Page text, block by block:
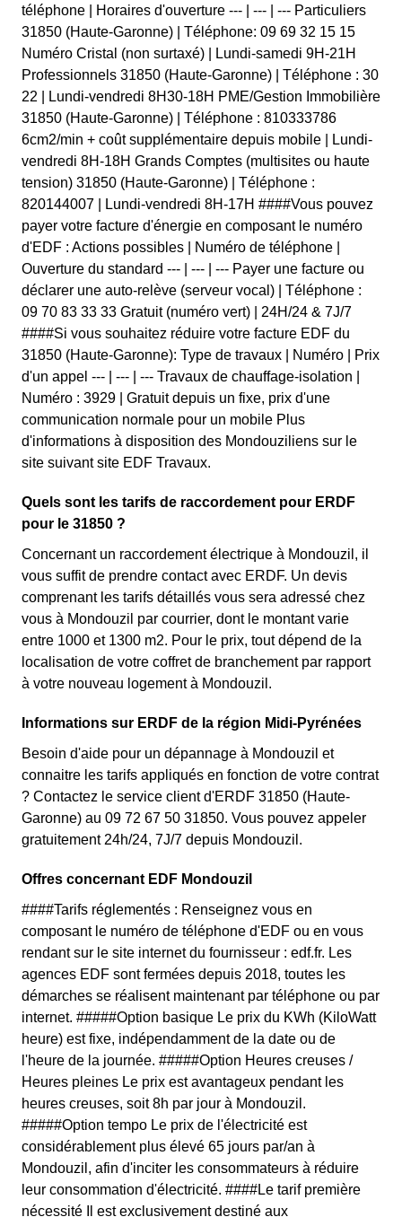
téléphone | Horaires d'ouverture --- | --- | --- Particuliers
31850 (Haute-Garonne) | Téléphone: 09 69 32 15 15
Numéro Cristal (non surtaxé) | Lundi-samedi 9H-21H
Professionnels 31850 (Haute-Garonne) | Téléphone : 30
22 | Lundi-vendredi 8H30-18H PME/Gestion Immobilière
31850 (Haute-Garonne) | Téléphone : 810333786
6cm2/min + coût supplémentaire depuis mobile | Lundi-
vendredi 8H-18H Grands Comptes (multisites ou haute
tension) 31850 (Haute-Garonne) | Téléphone :
820144007 | Lundi-vendredi 8H-17H ####Vous pouvez
payer votre facture d'énergie en composant le numéro
d'EDF : Actions possibles | Numéro de téléphone |
Ouverture du standard --- | --- | --- Payer une facture ou
déclarer une auto-relève (serveur vocal) | Téléphone :
09 70 83 33 33 Gratuit (numéro vert) | 24H/24 & 7J/7
####Si vous souhaitez réduire votre facture EDF du
31850 (Haute-Garonne): Type de travaux | Numéro | Prix
d'un appel --- | --- | --- Travaux de chauffage-isolation |
Numéro : 3929 | Gratuit depuis un fixe, prix d'une
communication normale pour un mobile Plus
d'informations à disposition des Mondouziliens sur le
site suivant site EDF Travaux.
Quels sont les tarifs de raccordement pour ERDF
pour le 31850 ?
Concernant un raccordement électrique à Mondouzil, il
vous suffit de prendre contact avec ERDF. Un devis
comprenant les tarifs détaillés vous sera adressé chez
vous à Mondouzil par courrier, dont le montant varie
entre 1000 et 1300 m2. Pour le prix, tout dépend de la
localisation de votre coffret de branchement par rapport
à votre nouveau logement à Mondouzil.
Informations sur ERDF de la région Midi-Pyrénées
Besoin d'aide pour un dépannage à Mondouzil et
connaitre les tarifs appliqués en fonction de votre contrat
? Contactez le service client d'ERDF 31850 (Haute-
Garonne) au 09 72 67 50 31850. Vous pouvez appeler
gratuitement 24h/24, 7J/7 depuis Mondouzil.
Offres concernant EDF Mondouzil
####Tarifs réglementés : Renseignez vous en
composant le numéro de téléphone d'EDF ou en vous
rendant sur le site internet du fournisseur : edf.fr. Les
agences EDF sont fermées depuis 2018, toutes les
démarches se réalisent maintenant par téléphone ou par
internet. #####Option basique Le prix du KWh (KiloWatt
heure) est fixe, indépendamment de la date ou de
l'heure de la journée. #####Option Heures creuses /
Heures pleines Le prix est avantageux pendant les
heures creuses, soit 8h par jour à Mondouzil.
#####Option tempo Le prix de l'électricité est
considérablement plus élevé 65 jours par/an à
Mondouzil, afin d'inciter les consommateurs à réduire
leur consommation d'électricité. ####Le tarif première
nécessité Il est exclusivement destiné aux